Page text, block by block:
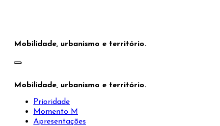
Mobilidade, urbanismo e território.
Mobilidade, urbanismo e território.
Prioridade
Momento M
Apresentações